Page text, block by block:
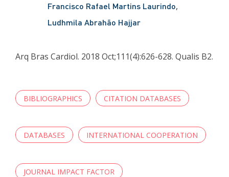
Francisco Rafael Martins Laurindo
Ludhmila Abrahão Hajjar
Arq Bras Cardiol. 2018 Oct;111(4):626-628. Qualis B2.
BIBLIOGRAPHICS CITATION DATABASES
DATABASES INTERNATIONAL COOPERATION
JOURNAL IMPACT FACTOR